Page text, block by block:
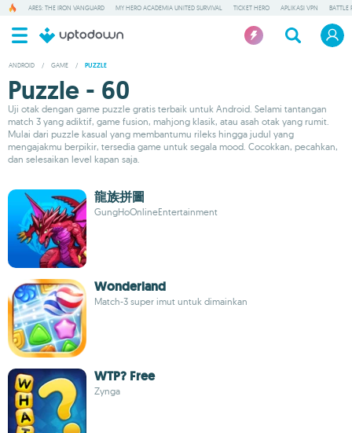
ARES: THE IRON VANGUARD MY HERO ACADEMIA UNITED SURVIVAL TICKET HERO APLIKASI VPN BATTLE
ANDROID / GAME / PUZZLE
Puzzle - 60
Uji otak dengan game puzzle gratis terbaik untuk Android. Selami tantangan
match 3 yang adiktif, game fusion, mahjong klasik, atau asah otak yang rumit.
Mulai dari puzzle kasual yang membantumu rileks hingga judul yang
mengajakmu berpikir, tersedia game untuk segala mood. Cocokkan, pecahkan,
dan selesaikan level kapan saja.
龍族拼圖
GungHoOnlineEntertainment
Wonderland
Match-3 super imut untuk dimainkan
WTP? Free
Zynga